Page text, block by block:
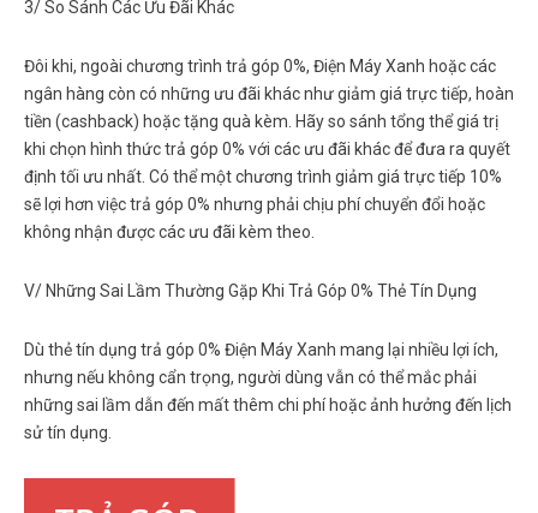
3/ So Sánh Các Ưu Đãi Khác
Đôi khi, ngoài chương trình trả góp 0%, Điện Máy Xanh hoặc các
ngân hàng còn có những ưu đãi khác như giảm giá trực tiếp, hoàn
tiền (cashback) hoặc tặng quà kèm. Hãy so sánh tổng thể giá trị
khi chọn hình thức trả góp 0% với các ưu đãi khác để đưa ra quyết
định tối ưu nhất. Có thể một chương trình giảm giá trực tiếp 10%
sẽ lợi hơn việc trả góp 0% nhưng phải chịu phí chuyển đổi hoặc
không nhận được các ưu đãi kèm theo.
V/ Những Sai Lầm Thường Gặp Khi Trả Góp 0% Thẻ Tín Dụng
Dù thẻ tín dụng trả góp 0% Điện Máy Xanh mang lại nhiều lợi ích,
nhưng nếu không cẩn trọng, người dùng vẫn có thể mắc phải
những sai lầm dẫn đến mất thêm chi phí hoặc ảnh hưởng đến lịch
sử tín dụng.